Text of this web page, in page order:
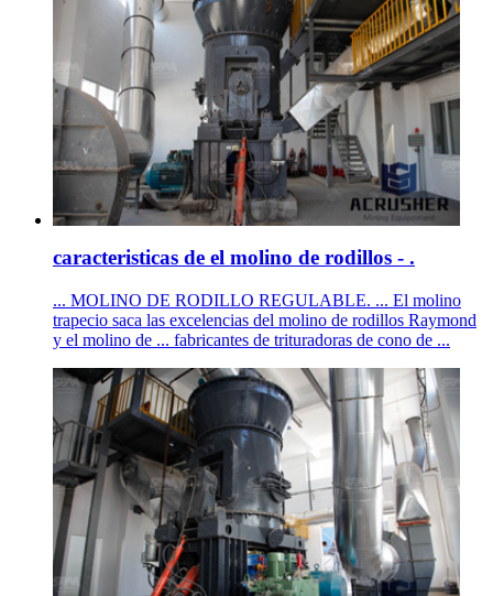
caracteristicas de el molino de rodillos - .
... MOLINO DE RODILLO REGULABLE. ... El molino
trapecio saca las excelencias del molino de rodillos Raymond
y el molino de ... fabricantes de trituradoras de cono de ...